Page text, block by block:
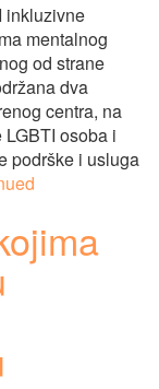
inkluzivne
mentalnog
od strane
dva
centra, na
osoba i
podrške i usluga